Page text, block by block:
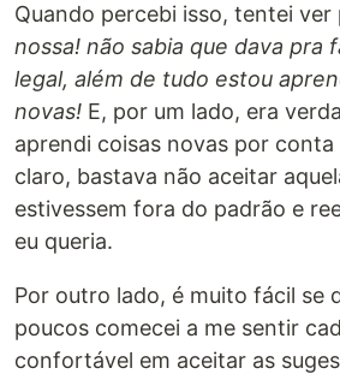
Quando percebi isso, tentei
nossa! não sabia que dava pra
legal, além de tudo estou
novas! E, por um lado, era
aprendi coisas novas por conta
claro, bastava não aceitar
estivessem fora do padrão e
eu queria.
Por outro lado, é muito fácil se
poucos comecei a me sentir
confortável em aceitar as